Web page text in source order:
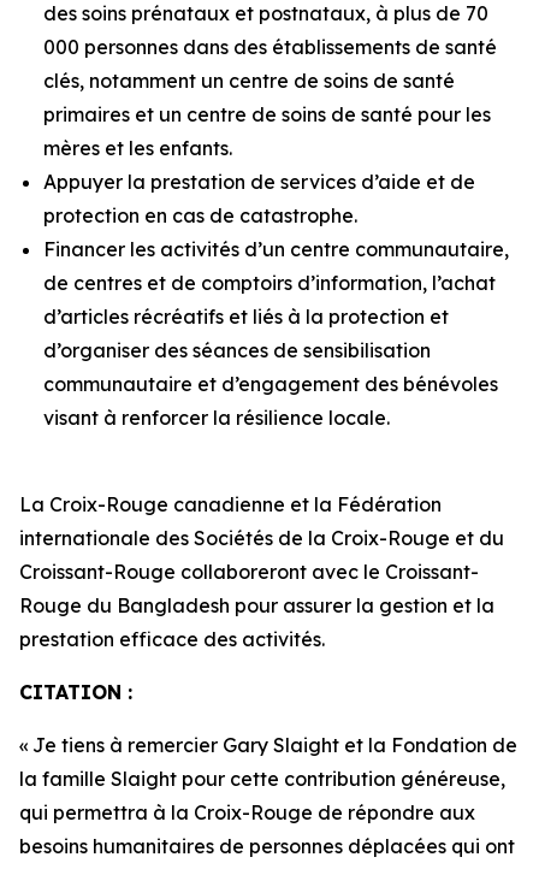
des soins prénataux et postnataux, à plus de 70
000 personnes dans des établissements de santé
clés, notamment un centre de soins de santé
primaires et un centre de soins de santé pour les
mères et les enfants.
Appuyer la prestation de services d’aide et de
protection en cas de catastrophe.
Financer les activités d’un centre communautaire,
de centres et de comptoirs d’information, l’achat
d’articles récréatifs et liés à la protection et
d’organiser des séances de sensibilisation
communautaire et d’engagement des bénévoles
visant à renforcer la résilience locale.
La Croix-Rouge canadienne et la Fédération
internationale des Sociétés de la Croix-Rouge et du
Croissant-Rouge collaboreront avec le Croissant-
Rouge du Bangladesh pour assurer la gestion et la
prestation efficace des activités.
CITATION :
« Je tiens à remercier Gary Slaight et la Fondation de
la famille Slaight pour cette contribution généreuse,
qui permettra à la Croix-Rouge de répondre aux
besoins humanitaires de personnes déplacées qui ont